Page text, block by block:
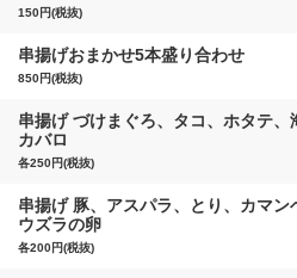
150円(税抜)
串揚げおまかせ5本盛り合わせ
850円(税抜)
串揚げ づけまぐろ、タコ、ホタテ
カバロ
各250円(税抜)
串揚げ 豚、アスパラ、とり、カマン
ウズラの卵
各200円(税抜)